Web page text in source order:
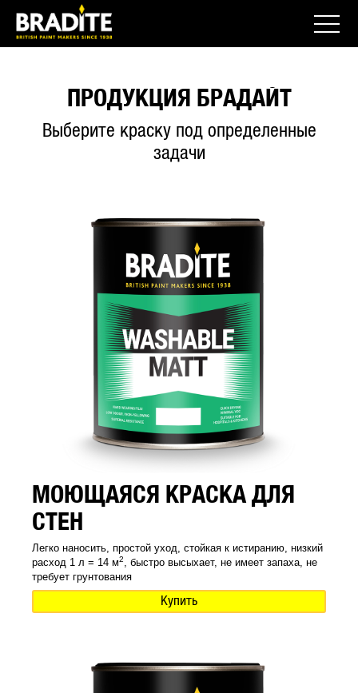
ПРОДУКЦИЯ БРАДАЙТ
Выберите краску под определенные
задачи
МОЮЩАЯСЯ КРАСКА ДЛЯ
СТЕН
Легко наносить, простой уход, стойкая к истиранию, низкий
расход 1 л = 14 м2
, быстро высыхает, не имеет запаха, не
требует грунтования
Купить